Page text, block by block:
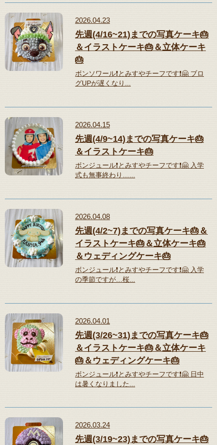
2026.04.23
先週(4/16~21)までの写真ケーキ🎂
＆イラストケーキ🎂＆立体ケーキ
🎂
ボンソワール❗️とみすやチーフです❗️🤗 ブロ
グUPが遅くなり...
2026.04.15
先週(4/9~14)までの写真ケーキ🎂
＆イラストケーキ🎂
ボンジュール❗️とみすやチーフです❗️🤗 入学
式も無事終わり…...
2026.04.08
先週(4/2~7)までの写真ケーキ🎂＆
イラストケーキ🎂＆立体ケーキ🎂
＆ウェディングケーキ🎂
ボンジュール❗️とみすやチーフです❗️🤗 入学
の季節ですが…桜...
2026.04.01
先週(3/26~31)までの写真ケーキ🎂
＆イラストケーキ🎂＆立体ケーキ
🎂＆ウェディングケーキ🎂
ボンジュール❗️とみすやチーフです❗️🤗 日中
は暑くなりました...
2026.03.24
先週(3/19~23)までの写真ケーキ🎂